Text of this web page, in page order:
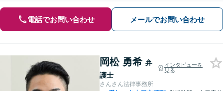
電話でお問い合わせ メールでお問い合わせ
岡松 勇希 弁
護士
インタビューを
見る
さんさん法律事務所